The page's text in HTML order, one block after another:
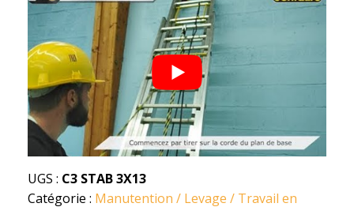
UGS : C3 STAB 3X13
Catégorie : Manutention / Levage / Travail en